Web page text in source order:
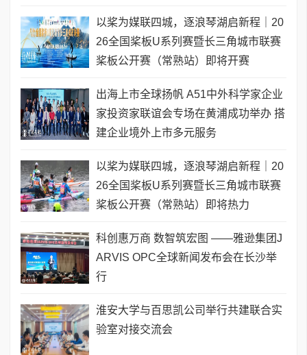
以桨为媒联四城，逐浪琴湖启新程｜20
26全国桨板U系列赛暨长三角城市联赛
桨板公开赛（常熟站）即将开赛
出海上市全球扬帆 A51中外科学家企业
家投资家联谊会专场在黄浦成功举办 搭
建企业境外上市多元服务
以桨为媒联四城，逐浪琴湖启新程｜20
26全国桨板U系列赛暨长三角城市联赛
桨板公开赛（常熟站）即将热力
科创惠万商 数智筑宏图 ——雅逊集团J
ARVIS OPC全球新闻发布会在长沙举
行
淮安大学与百思凯公司举行共建联合实
验室对接交流会